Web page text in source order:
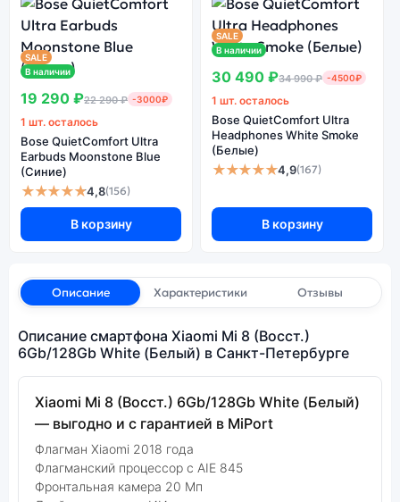
SALE
В наличии
19 290 ₽22 290 ₽ -3000₽
1 шт. осталось
Bose QuietComfort Ultra
Earbuds Moonstone Blue
(Синие)
★★★★★4,8(156)
В корзину
SALE
В наличии
30 490 ₽34 990 ₽ -4500₽
1 шт. осталось
Bose QuietComfort Ultra
Headphones White Smoke
(Белые)
★★★★★4,9(167)
В корзину
Описание Характеристики Отзывы
Описание смартфона Xiaomi Mi 8 (Восст.)
6Gb/128Gb White (Белый) в Санкт-Петербурге
Xiaomi Mi 8 (Восст.) 6Gb/128Gb White (Белый)
— выгодно и с гарантией в MiPort
Флагман Xiaomi 2018 года
Флагманский процессор с AIE 845
Фронтальная камера 20 Мп